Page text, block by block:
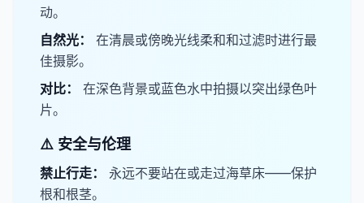
动。
​自然光：
在清晨或傍晚光线柔和和过滤时进行最
佳摄影。
​对比：
在深色背景或蓝色水中拍摄以突出绿色叶
片。
⚠️ 安全与伦理
​禁止行走：
永远不要站在或走过海草床——保护
根和根茎。